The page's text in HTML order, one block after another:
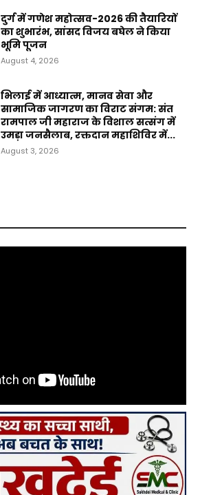
दुर्ग में गणेश महोत्सव-2026 की तैयारियों
का शुभारंभ, सांसद विजय बघेल ने किया
भूमि पूजन
August 4, 2026
भिलाई में आध्यात्म, मानव सेवा और
सामाजिक जागरण का विराट संगम: संत
रामपाल जी महाराज के विशाल सत्संग में
उमड़ा जनसैलाब, रक्तदान महाशिविर में...
August 3, 2026